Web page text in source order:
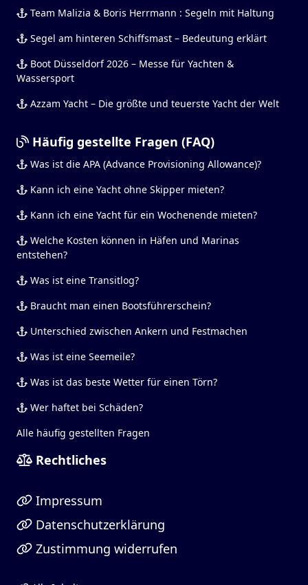
Team Malizia & Boris Herrmann : Segeln mit Haltung
Segel am hinteren Schiffsmast – Bedeutung erklärt
Boot Düsseldorf 2026 – Messe für Yachten &
Wassersport
Azzam Yacht – Die größte und teuerste Yacht der Welt
Häufig gestellte Fragen (FAQ)
Was ist die APA (Advance Provisioning Allowance)?
Kann ich eine Yacht ohne Skipper mieten?
Kann ich eine Yacht für ein Wochenende mieten?
Welche Kosten können in Häfen und Marinas
entstehen?
Was ist eine Transitlog?
Braucht man einen Bootsführerschein?
Unterschied zwischen Ankern und Festmachen
Was ist eine Seemeile?
Was ist das beste Wetter für einen Törn?
Wer haftet bei Schäden?
Alle häufig gestellten Fragen
Rechtliches
Impressum
Datenschutzerklärung
Zustimmung widerrufen